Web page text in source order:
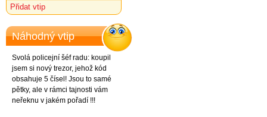
Přidat vtip
Náhodný vtip
Svolá policejní šéf radu: koupil
jsem si nový trezor, jehož kód
obsahuje 5 čísel! Jsou to samé
pětky, ale v rámci tajnosti vám
neřeknu v jakém pořadí !!!